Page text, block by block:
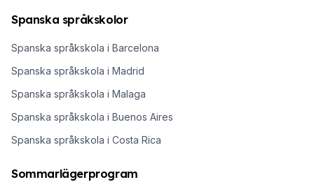
Spanska språkskolor
Spanska språkskola i Barcelona
Spanska språkskola i Madrid
Spanska språkskola i Malaga
Spanska språkskola i Buenos Aires
Spanska språkskola i Costa Rica
Sommarlägerprogram